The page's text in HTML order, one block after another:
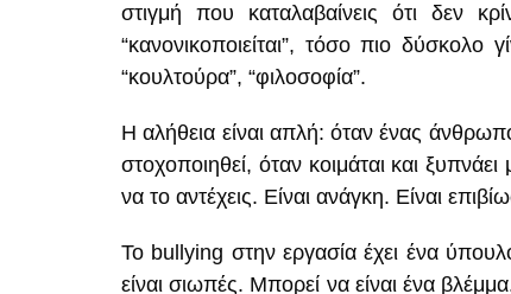
στιγμή που καταλαβαίνεις ότι δεν
“κανονικοποιείται”, τόσο πιο δύσκολο
“κουλτούρα”, “φιλοσοφία”.
Η αλήθεια είναι απλή: όταν ένας
στοχοποιηθεί, όταν κοιμάται και
να το αντέχεις. Είναι ανάγκη. Είναι
Το bullying στην εργασία έχει ένα
είναι σιωπές. Μπορεί να είναι ένα